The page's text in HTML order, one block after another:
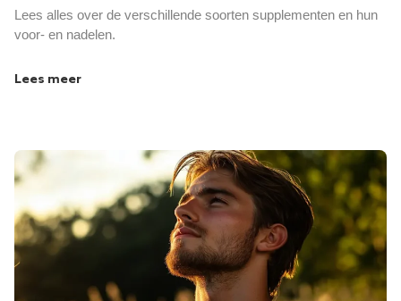
Lees alles over de verschillende soorten supplementen en hun
voor- en nadelen.
Lees meer